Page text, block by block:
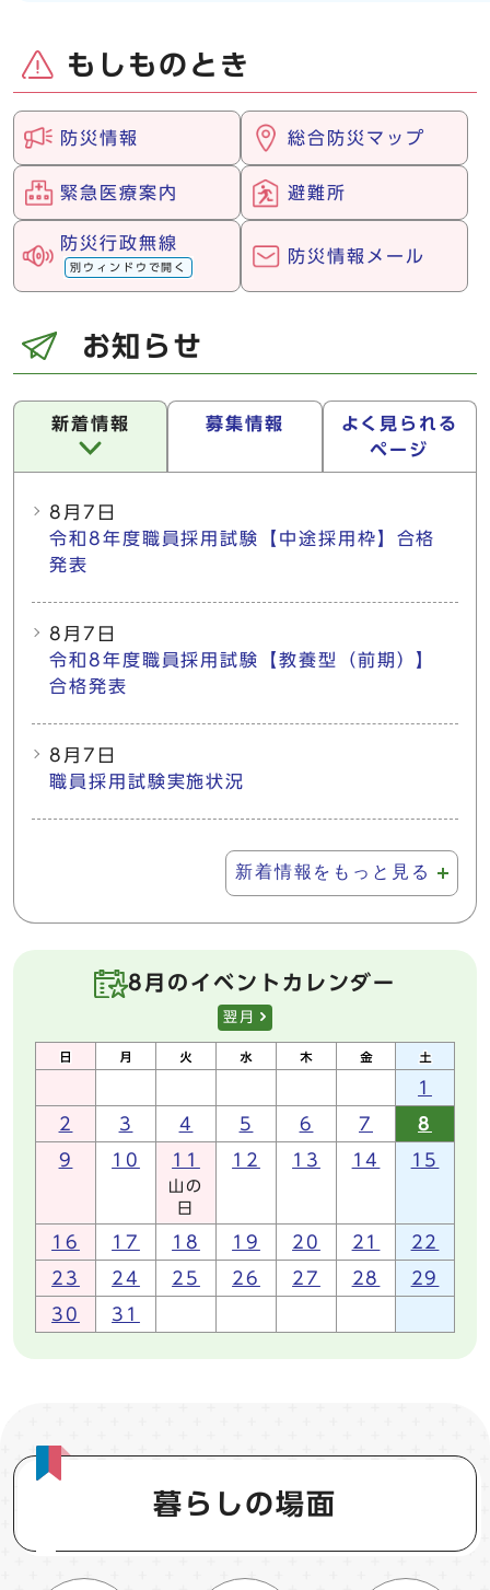
もしものとき
防災情報 総合防災マップ
緊急医療案内 避難所
防災行政無線
別ウィンドウで開く
防災情報メール
お知らせ
新着情報 募集情報
よく見られる
ページ
8月7日
令和8年度職員採用試験【中途採用枠】合格
発表
8月7日
令和8年度職員採用試験【教養型（前期）】
合格発表
8月7日
職員採用試験実施状況
新着情報をもっと見る
8月のイベントカレンダー
翌月
1
2 3 4 5 6 7 8
9 10 11
山の
日
12 13 14 15
16 17 18 19 20 21 22
23 24 25 26 27 28 29
30 31
暮らしの場面